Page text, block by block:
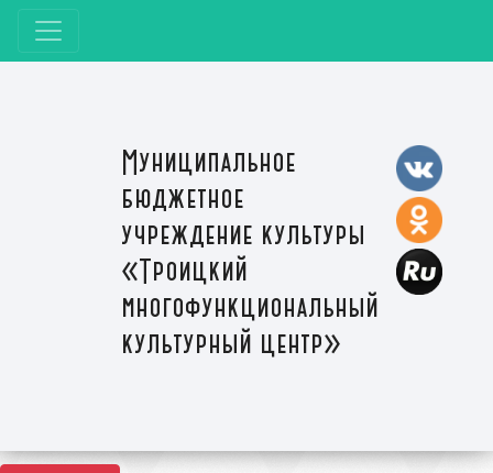
Муниципальное
бюджетное
учреждение культуры
«Троицкий
многофункциональный
культурный центр»